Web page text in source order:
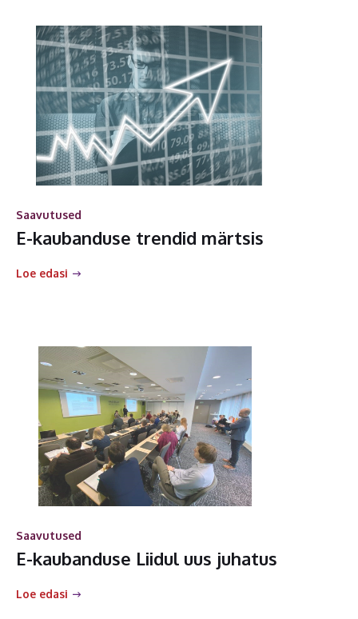
Saavutused
E-kaubanduse trendid märtsis
Loe edasi
Saavutused
E-kaubanduse Liidul uus juhatus
Loe edasi